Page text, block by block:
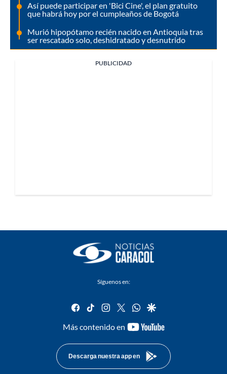
Así puede participar en 'Bici Cine', el plan gratuito
que habrá hoy por el cumpleaños de Bogotá
Murió hipopótamo recién nacido en Antioquia tras
ser rescatado solo, deshidratado y desnutrido
PUBLICIDAD
Síguenos en:
facebook
tiktok instagram
twitterwhatsapp
google
Más contenido en
youtube-
Descarga nuestra app en